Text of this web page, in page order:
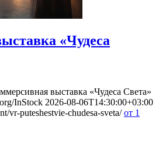
«Чудеса
выставка «Чудеса Света»
InStock 2026-08-06T14:30:00+03:00
vr-puteshestvie-chudesa-sveta/ от 1